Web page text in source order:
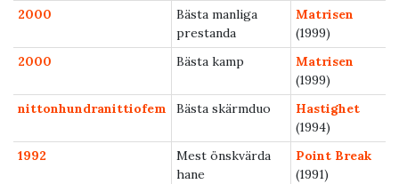
2000
Bästa manliga
prestanda
Matrisen
(1999)
2000
Bästa kamp
Matrisen
(1999)
nittonhundranittiofem
Bästa skärmduo
Hastighet
(1994)
1992
Mest önskvärda
hane
Point Break
(1991)